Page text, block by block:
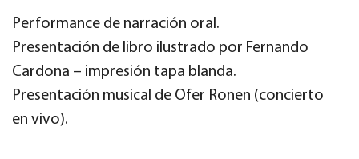
Performance de narración oral.
Presentación de libro ilustrado por Fernando
Cardona – impresión tapa blanda.
Presentación musical de Ofer Ronen (concierto
en vivo).